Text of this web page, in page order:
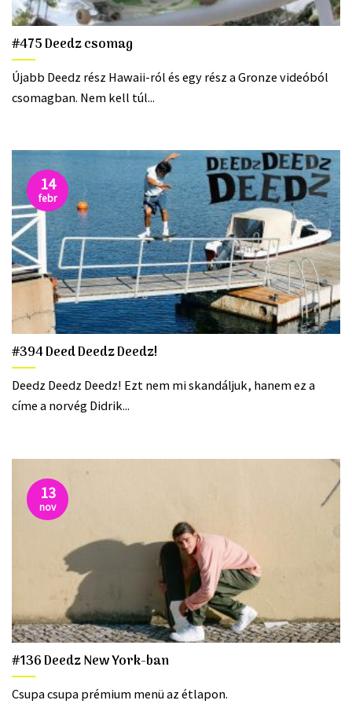
#475 Deedz csomag
Újabb Deedz rész Hawaii-ról és egy rész a Gronze videóból
csomagban. Nem kell túl...
#394 Deed Deedz Deedz!
Deedz Deedz Deedz! Ezt nem mi skandáljuk, hanem ez a
címe a norvég Didrik...
14
febr
#136 Deedz New York-ban
Csupa csupa prémium menü az étlapon.
13
nov